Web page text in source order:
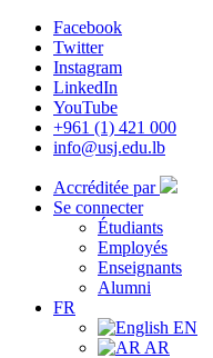
Facebook
Twitter
Instagram
LinkedIn
YouTube
+961 (1) 421 000
info@usj.edu.lb
Accréditée par
Se connecter
Étudiants
Employés
Enseignants
Alumni
FR
EN
AR